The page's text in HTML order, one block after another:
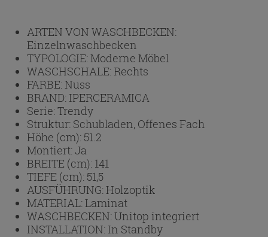
ARTEN VON WASCHBECKEN:
Einzelnwaschbecken
TYPOLOGIE:Moderne Möbel
WASCHSCHALE:Rechts
FARBE:Nuss
BRAND: IPERCERAMICA
Serie:Trendy
Struktur: Schubladen, Offenes Fach
Höhe (cm): 51.2
Montiert:Ja
BREITE (cm): 141
TIEFE (cm): 51,5
AUSFÜHRUNG:Holzoptik
MATERIAL:Laminat
WASCHBECKEN:Unitop integriert
INSTALLATION: In Standby